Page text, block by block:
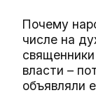
Почему
числе на
власти –
объявляли